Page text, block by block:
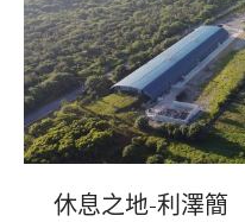
休息之地-利澤簡